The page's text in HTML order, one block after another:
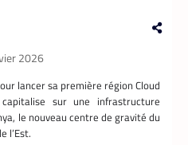
2026
lancer sa première région Cloud
sur une infrastructure
le nouveau centre de gravité du
l’Est.